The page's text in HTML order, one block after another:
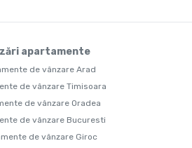
apartamente
de vânzare Arad
de vânzare Timisoara
de vânzare Oradea
de vânzare Bucuresti
de vânzare Giroc